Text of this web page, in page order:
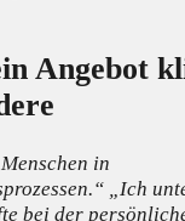
Angebot
in
„Ich
bei der